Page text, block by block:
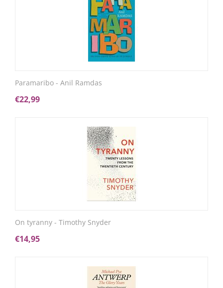
Paramaribo - Anil Ramdas
€22,99
On tyranny - Timothy Snyder
€14,95